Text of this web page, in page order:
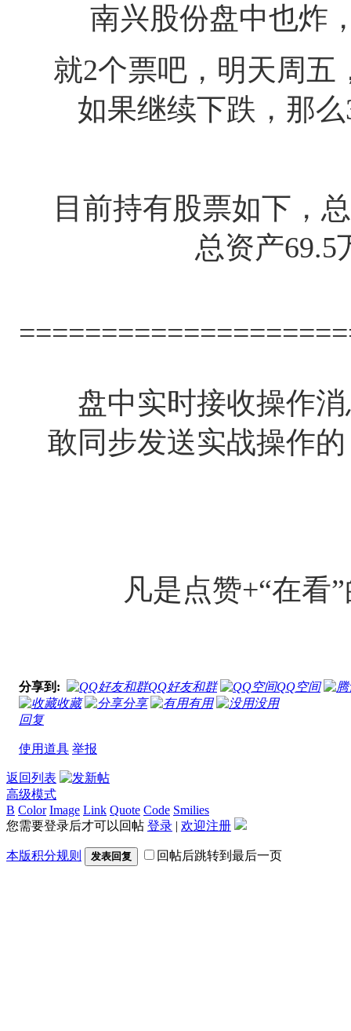
南兴股份盘中也炸
就2个票吧，明天周五
如果继续下跌，那
目前持有股票如下，
总资产69.5
盘中实时接收操作
敢同步发送实战操作
凡是点赞+“在看
分享到: QQ好友和群
QQ空间
收藏
分享 有用
没用
回复
使用道具 举报
返回列表
高级模式
B Color Image Link Quote Code Smilies
您需要登录后才可以回帖 登录 | 欢迎注册
本版积分规则 发表回复 回帖后跳转到最后一页